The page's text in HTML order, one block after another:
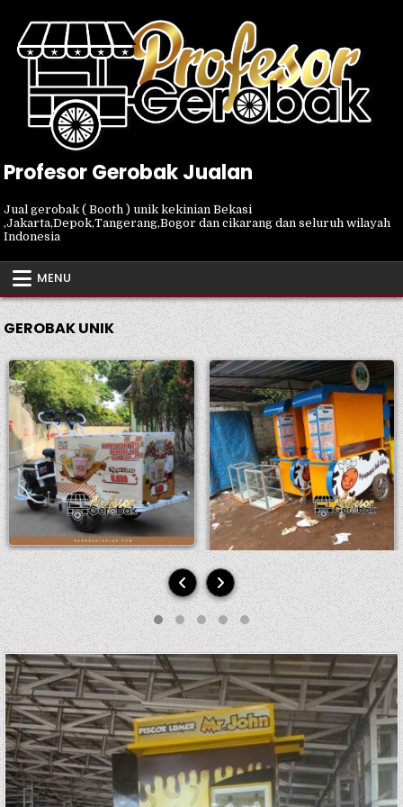
content
Profesor Gerobak Jualan
Jual gerobak ( Booth ) unik kekinian Bekasi
,Jakarta,Depok,Tangerang,Bogor dan cikarang dan seluruh wilayah
Indonesia
MENU
GEROBAK UNIK